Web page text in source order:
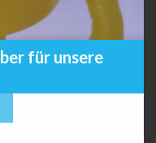
für unsere